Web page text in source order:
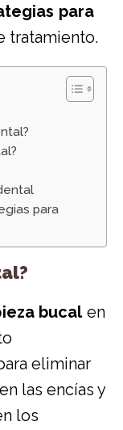
para
tratamiento.
para
bucalen
eliminar
las encías y
los